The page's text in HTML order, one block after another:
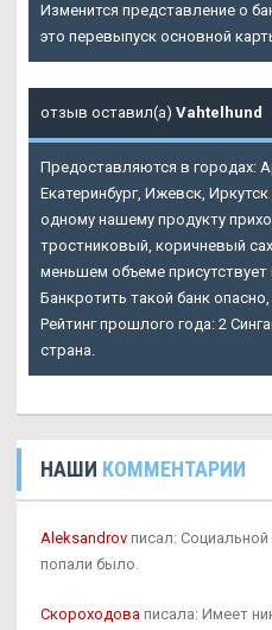
Изменится представление о
это перевыпуск основной
отзыв оставил(а) Vahtelhund
Предоставляются в городах:
Екатеринбург, Ижевск,
одному нашему продукту
тростниковый, коричневый
меньшем объеме
Банкротить такой банк
Рейтинг прошлого года: 2
страна.
НАШИ КОММЕНТАРИИ
Aleksandrov писал:
попали было.
Скороходова писала: Имеет